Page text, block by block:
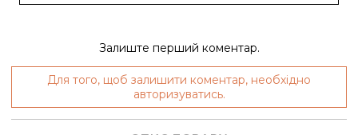
Залиште перший коментар.
Для того, щоб залишити коментар, необхідно
авторизуватись.